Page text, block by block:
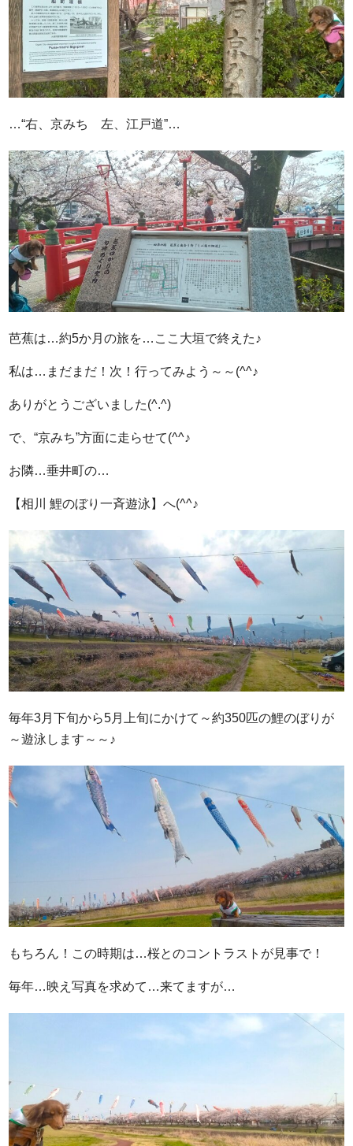
…“右、京みち 左、江戸道”…
芭蕉は…約5か月の旅を…ここ大垣で終えた♪
私は…まだまだ！次！行ってみよう～～(^^♪
ありがとうございました(^.^)
で、“京みち”方面に走らせて(^^♪
お隣…垂井町の…
【相川 鯉のぼり一斉遊泳】へ(^^♪
毎年3月下旬から5月上旬にかけて～約350匹の鯉のぼりが
～遊泳します～～♪
もちろん！この時期は…桜とのコントラストが見事で！
毎年…映え写真を求めて…来てますが…